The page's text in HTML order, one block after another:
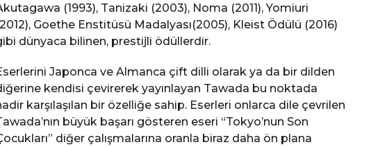
(1993), Tanizaki (2003), Noma (2011), Yomiuri
Goethe Enstitüsü Madalyası(2005), Kleist Ödülü (2016)
dünyaca bilinen, prestijli ödüllerdir.
Japonca ve Almanca çift dilli olarak ya da bir dilden
kendisi çevirerek yayınlayan Tawada bu noktada
karşılaşılan bir özelliğe sahip. Eserleri onlarca dile çevrilen
büyük başarı gösteren eseri “Tokyo’nun Son
diğer çalışmalarına oranla biraz daha ön plana